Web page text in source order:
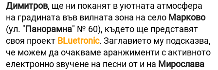
Димитров, ще ни поканят в уютната атмосфера
на градината във вилната зона на село Марково
(ул. "Панорамна" № 60), където ще представят
своя проект BLuetronic. Заглавието му подсказва,
че можем да очакваме аранжименти с активното
електронно звучене на песни от и на Мирослава